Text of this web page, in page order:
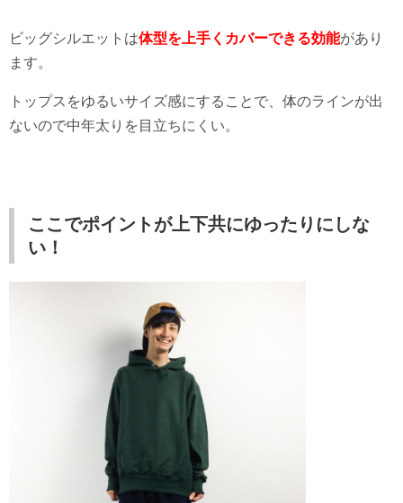
ビッグシルエットは体型を上手くカバーできる効能があり
ます。
トップスをゆるいサイズ感にすることで、体のラインが出
ないので中年太りを目立ちにくい。
ここでポイントが上下共にゆったりにしな
い！